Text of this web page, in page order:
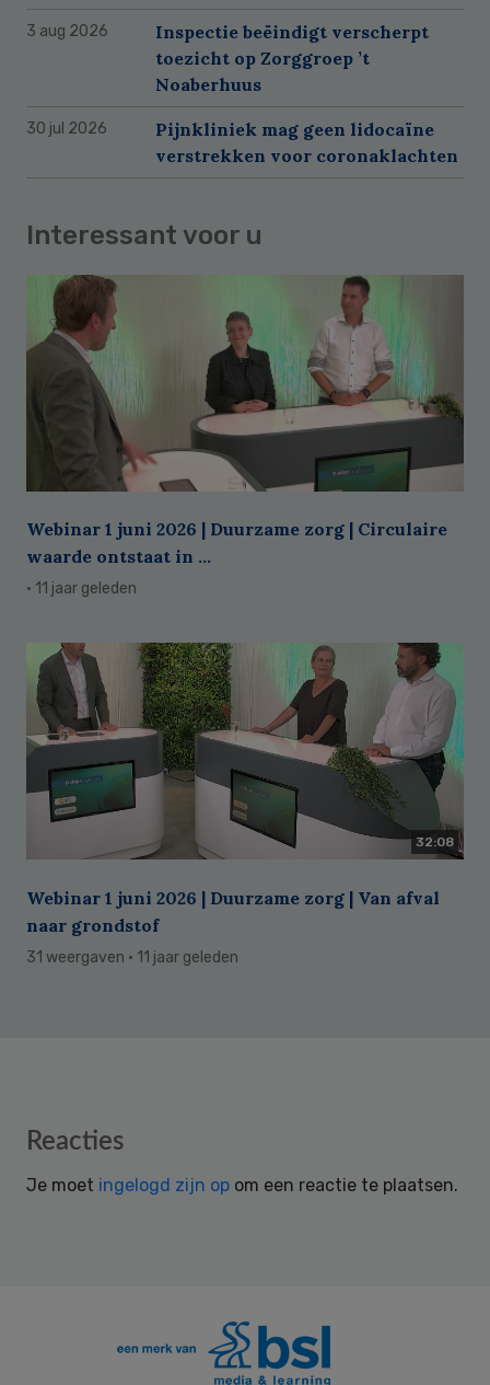
3 aug 2026
Inspectie beëindigt verscherpt
toezicht op Zorggroep ’t
Noaberhuus
30 jul 2026
Pijnkliniek mag geen lidocaïne
verstrekken voor coronaklachten
Interessant voor u
Webinar 1 juni 2026 | Duurzame zorg | Circulaire
waarde ontstaat in ...
· 11 jaar geleden
32:08
Webinar 1 juni 2026 | Duurzame zorg | Van afval
naar grondstof
31 weergaven · 11 jaar geleden
Reader
Reacties
Je moet ingelogd zijn op om een reactie te plaatsen.